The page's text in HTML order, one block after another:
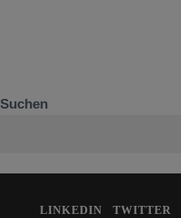
Suchen
LINKEDIN TWITTER